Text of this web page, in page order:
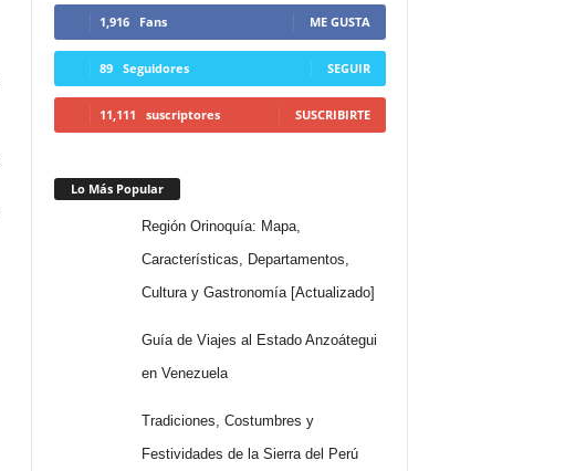
1,916 Fans ME GUSTA
89 Seguidores SEGUIR
11,111 suscriptores SUSCRIBIRTE
Lo Más Popular
Región Orinoquía: Mapa,
Características, Departamentos,
Cultura y Gastronomía [Actualizado]
Guía de Viajes al Estado Anzoátegui
en Venezuela
Tradiciones, Costumbres y
Festividades de la Sierra del Perú